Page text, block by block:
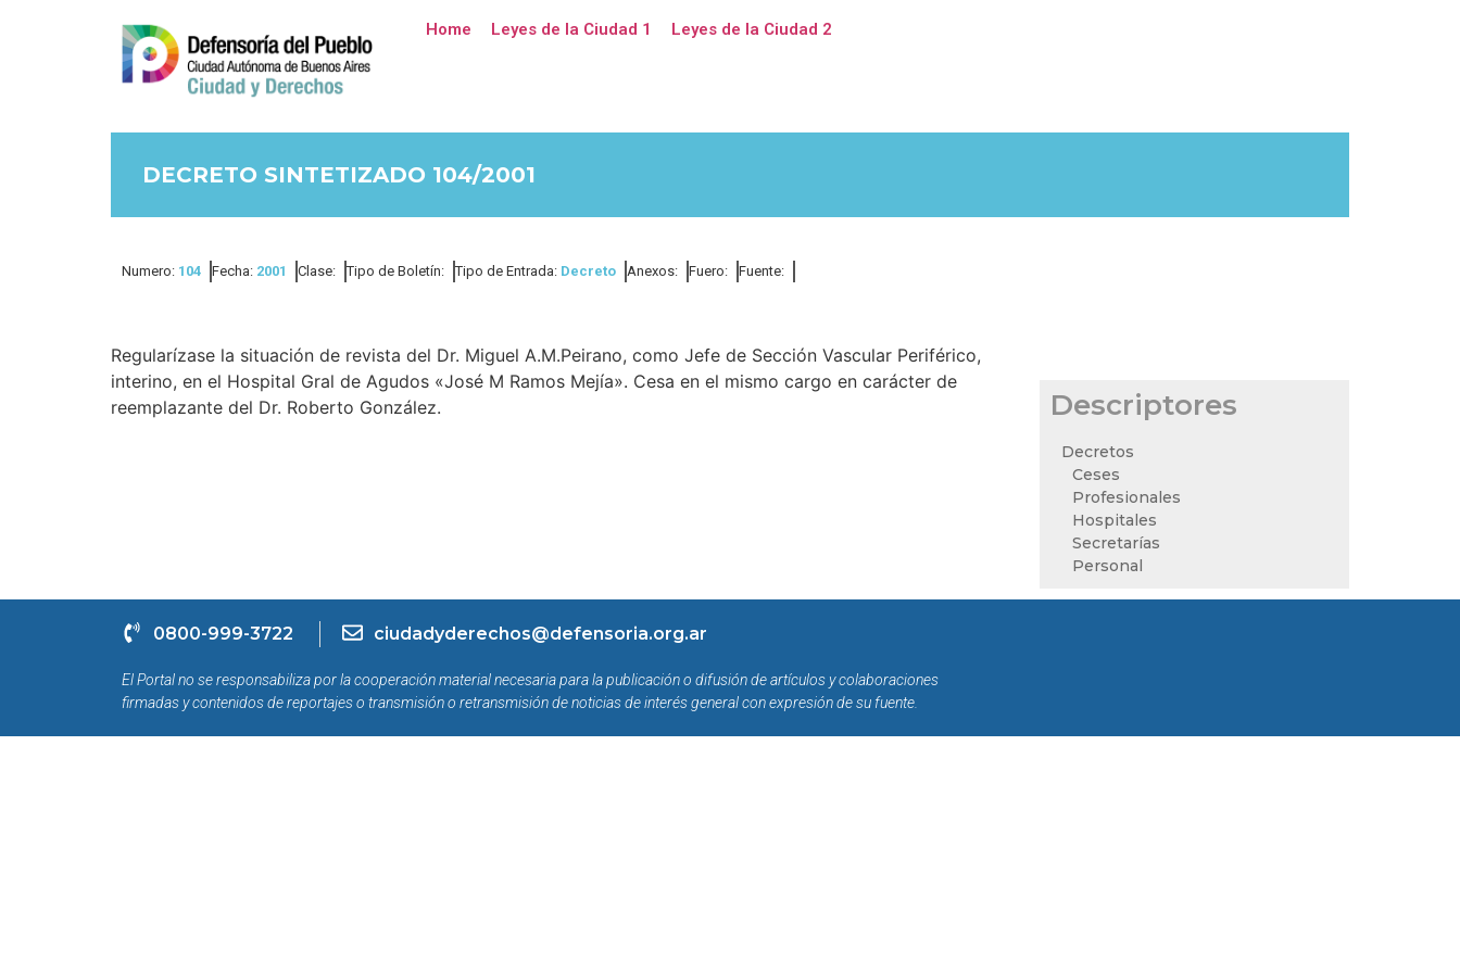
Home Leyes de la Ciudad 1 Leyes de la Ciudad 2
DECRETO SINTETIZADO 104/2001
Numero: 104 Fecha: 2001 Clase: Tipo de Boletín: Tipo de Entrada: Decreto Anexos: Fuero: Fuente:
Regularízase la situación de revista del Dr. Miguel A.M.Peirano, como Jefe de Sección Vascular Periférico,
interino, en el Hospital Gral de Agudos «José M Ramos Mejía». Cesa en el mismo cargo en carácter de
reemplazante del Dr. Roberto González.
Descriptores
Decretos
Ceses
Profesionales
Hospitales
Secretarías
Personal
0800-999-3722 ciudadyderechos@defensoria.org.ar
El Portal no se responsabiliza por la cooperación material necesaria para la publicación o difusión de artículos y colaboraciones
firmadas y contenidos de reportajes o transmisión o retransmisión de noticias de interés general con expresión de su fuente.